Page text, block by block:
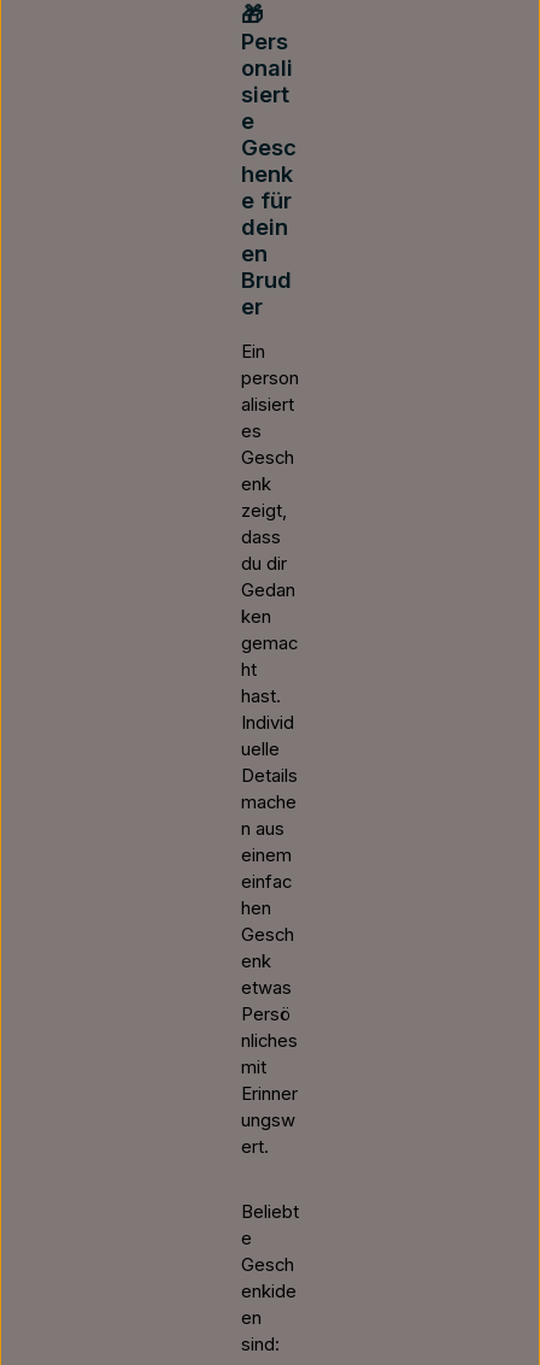
🎁
Pers
onali
siert
e
Gesc
henk
e für
dein
en
Brud
er
Ein
person
alisiert
es
Gesch
enk
zeigt,
dass
du dir
Gedan
ken
gemac
ht
hast.
Individ
uelle
Details
mache
n aus
einem
einfac
hen
Gesch
enk
etwas
Persö
nliches
mit
Erinner
ungsw
ert.
Beliebt
e
Gesch
enkide
en
sind: